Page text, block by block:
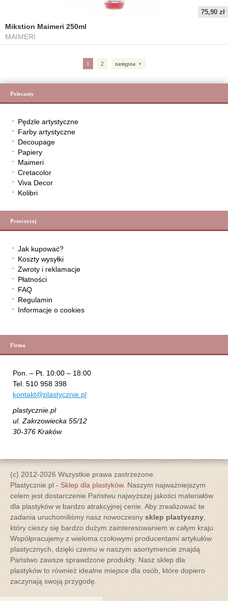
75,90 zł
Mikstion Maimeri 250ml
MAIMERI
1 2 następna
Polecamy
Pędzle artystyczne
Farby artystyczne
Decoupage
Papiery
Maimeri
Cretacolor
Viva Decor
Kolibri
Przeczytaj
Jak kupować?
Koszty wysyłki
Zwroty i reklamacje
Płatności
FAQ
Regulamin
Informacje o cookies
Firma
Pon. – Pt. 10:00 – 18:00
Tel. 510 958 398
kontakt@plastycznie.pl
plastycznie.pl
ul. Zakrzowiecka 55/12
30-376 Kraków
(c) 2012-2026 Wszystkie prawa zastrzeżone.
Plastycznie.pl -Sklep dla plastyków. Naszym najważniejszym
celem jest dostarczenie Państwu najwyższej jakości materiałów
dla plastyków w bardzo atrakcyjnej cenie. Aby zrealizować te
zadania uruchomiliśmy nasz nowoczesnysklep plastyczny,
który cieszy się bardzo dużym zainteresowaniem w całym kraju.
Współpracujemy z wieloma czołowymi producentami artykułów
plastycznych, dzięki czemu w naszym asortymencie znajdą
Państwo zawsze sprawdzone produkty. Nasz sklep dla
plastyków to również idealne miejsce dla osób, które dopiero
zaczynają swoją przygodę.